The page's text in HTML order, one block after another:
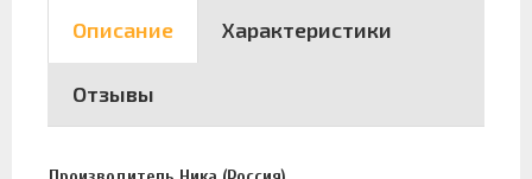
Описание Характеристики
Отзывы